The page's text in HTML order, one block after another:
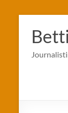
Inhalt
springen